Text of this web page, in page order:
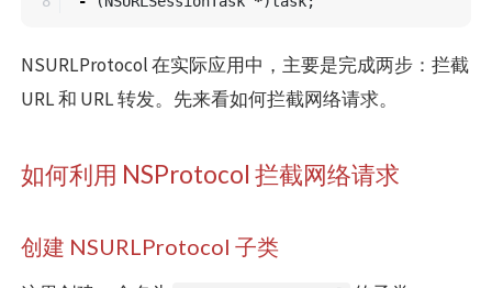
NSURLProtocol 在实际应用中，主要是完成两步：拦截
URL 和 URL 转发。先来看如何拦截网络请求。
如何利用 NSProtocol 拦截网络请求
创建 NSURLProtocol 子类